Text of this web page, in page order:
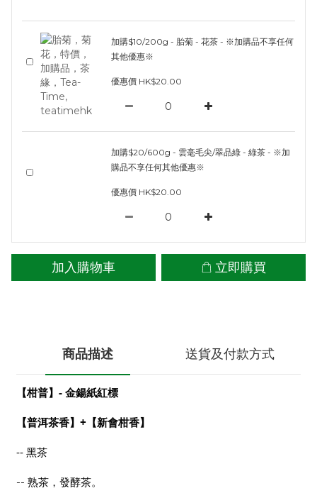
加購$10/200g - 胎菊 - 花茶 - ※加購品不享任何
其他優惠※
優惠價 HK$20.00
加購$20/600g - 雲毫毛尖/翠品綠 - 綠茶 - ※加
購品不享任何其他優惠※
優惠價 HK$20.00
加入購物車 立即購買
商品描述 送貨及付款方式
【柑普】- 金鍚紙紅標
【普洱茶香】+【新會柑香】
-- 黑茶
-- 熟茶，發酵茶。